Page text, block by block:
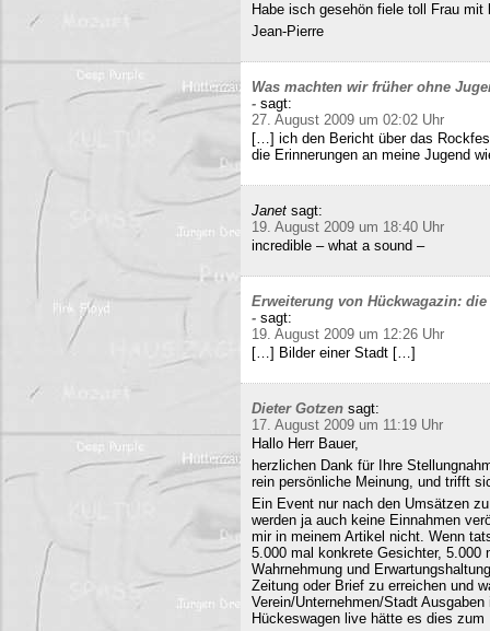
Habe isch gesehön fiele toll Frau
Jean-Pierre
Was machten wir früher ohne
- sagt:
27. August 2009 um 02:02 Uhr
[…] ich den Bericht über das
die Erinnerungen an meine Jugend
Janet sagt:
19. August 2009 um 18:40 Uhr
incredible – what a sound –
Erweiterung von Hückwagazin:
- sagt:
19. August 2009 um 12:26 Uhr
[…] Bilder einer Stadt […]
Dieter Gotzen sagt:
17. August 2009 um 11:19 Uhr
Hallo Herr Bauer,
herzlichen Dank für Ihre
rein persönliche Meinung, und trifft
Ein Event nur nach den Umsätzen
werden ja auch keine Einnahmen
mir in meinem Artikel nicht. Wenn
5.000 mal konkrete Gesichter, 5.000
Wahrnehmung und
Zeitung oder Brief zu erreichen und
Verein/Unternehmen/Stadt
Hückeswagen live hätte es dies zum